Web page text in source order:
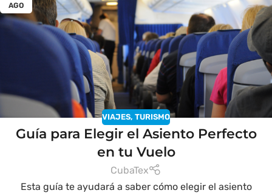
AGO
VIAJES, TURISMO
Guía para Elegir el Asiento Perfecto
en tu Vuelo
CubaTex
Esta guía te ayudará a saber cómo elegir el asiento